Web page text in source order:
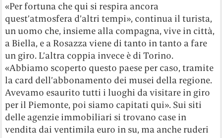
«Per fortuna che qui si respira ancora
quest’atmosfera d’altri tempi», continua il turista,
un uomo che, insieme alla compagna, vive in città,
a Biella, e a Rosazza viene di tanto in tanto a fare
un giro. L’altra coppia invece è di Torino.
«Abbiamo scoperto questo paese per caso, tramite
la card dell’abbonamento dei musei della regione.
Avevamo esaurito tutti i luoghi da visitare in giro
per il Piemonte, poi siamo capitati qui». Sui siti
delle agenzie immobiliari si trovano case in
vendita dai ventimila euro in su, ma anche ruderi